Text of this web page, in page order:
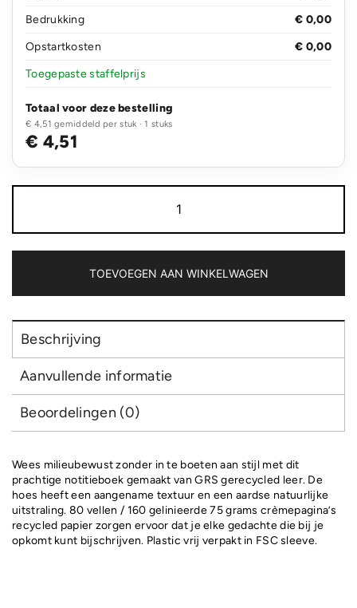
Bedrukking
€ 0,00
Opstartkosten
€ 0,00
Toegepaste staffelprijs
Totaal voor deze bestelling
€ 4,51 gemiddeld per stuk · 1 stuks
€ 4,51
A5
notitieboek
aantal
TOEVOEGEN AAN WINKELWAGEN
Beschrijving
Aanvullende informatie
Beoordelingen (0)
Wees milieubewust zonder in te boeten aan stijl met dit
prachtige notitieboek gemaakt van GRS gerecycled leer. De
hoes heeft een aangename textuur en een aardse natuurlijke
uitstraling. 80 vellen / 160 gelinieerde 75 grams crèmepagina’s
recycled papier zorgen ervoor dat je elke gedachte die bij je
opkomt kunt bijschrijven. Plastic vrij verpakt in FSC sleeve.